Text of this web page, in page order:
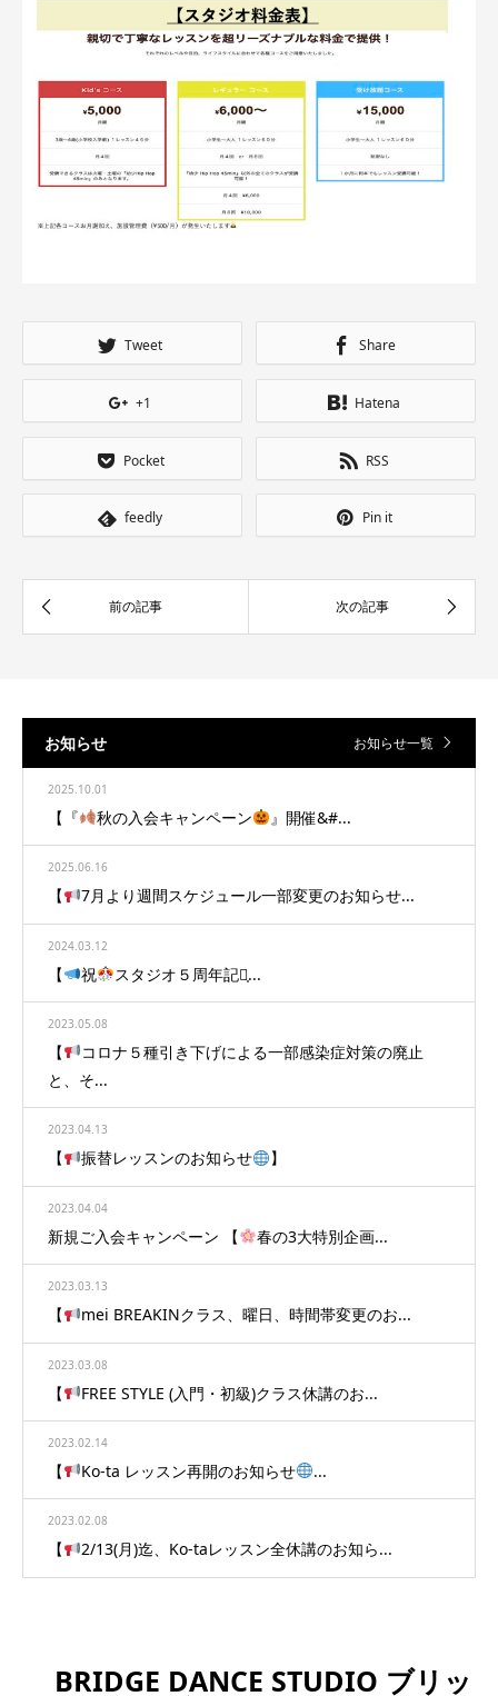
Tweet Share
+1 Hatena
Pocket RSS
feedly Pin it
お知らせ お知らせ一覧
2025.10.01
【『 秋の入会キャンペーン 』開催&#...
2025.06.16
【 7月より週間スケジュール一部変更のお知らせ...
2024.03.12
【 祝 スタジオ５周年記念̩...
2023.05.08
【
コロナ５種引き下げによる一部感染症対策の廃止
と、そ...
2023.04.13
【 振替レッスンのお知らせ 】
2023.04.04
新規ご入会キャンペーン 【 春の3大特別企画...
2023.03.13
【 mei BREAKINクラス、曜日、時間帯変更のお...
2023.03.08
【 FREE STYLE (入門・初級)クラス休講のお...
2023.02.14
【 Ko-ta レッスン再開のお知らせ ...
2023.02.08
【 2/13(月)迄、Ko-taレッスン全休講のお知ら...
BRIDGE DANCE STUDIO ブリッ